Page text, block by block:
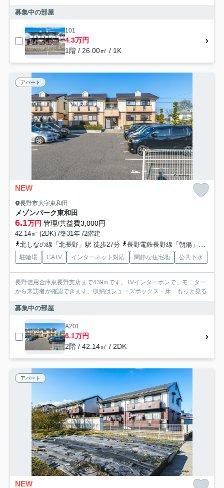
募集中の部屋
101
4.3万円
1階 / 26.00㎡ / 1K
アパート
NEW
長野市大字東和田
メゾンパーク東和田
6.1万円 管理/共益費3,000円
42.14㎡ (2DK) /築31年 /2階建
北しなの線「北長野」駅 徒歩27分
長野電鉄長野線「朝陽」駅 徒歩26分
駐輪場 CATV インターネット対応 閑静な住宅地 公共下水
長野信用金庫東長野支店まで439mです。TVインターホンで、モニター
から来訪者が確認できます。収納はシューズボックス・床... もっと見る
募集中の部屋
A201
6.1万円
2階 / 42.14㎡ / 2DK
アパート
NEW